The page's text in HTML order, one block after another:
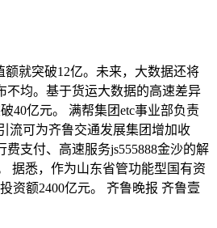
就突破12亿。未来，大数据还将
不均。基于货运大数据的高速差异
40亿元。 满帮集团etc事业部负责
流可为齐鲁交通发展集团增加收
支付、高速服务js555888金沙的解
据悉，作为山东省管功能型国有资
资额2400亿元。 齐鲁晚报 齐鲁壹